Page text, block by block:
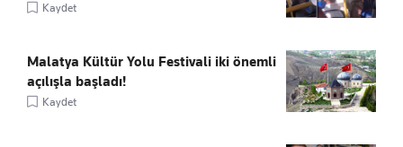
Kaydet
Malatya Kültür Yolu Festivali iki önemli
açılışla başladı!
Kaydet